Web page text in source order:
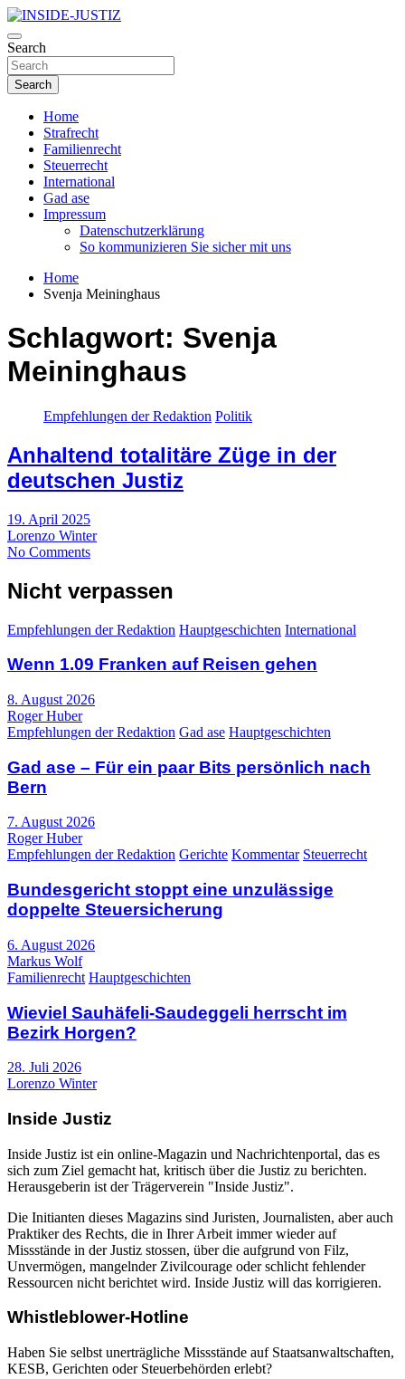
Skip
to
content
INSIDE-JUSTIZ
Investigativer Journalismus zur Dritten Gewalt
Search
Search
Home
Strafrecht
Familienrecht
Steuerrecht
International
Gad ase
Impressum
Datenschutzerklärung
So kommunizieren Sie sicher mit uns
Home
Svenja Meininghaus
Schlagwort: Svenja
Meininghaus
Empfehlungen der Redaktion Politik
Anhaltend totalitäre Züge in der
deutschen Justiz
19. April 2025
Lorenzo Winter
No Comments
Nicht verpassen
Empfehlungen der Redaktion Hauptgeschichten International
Wenn 1.09 Franken auf Reisen gehen
8. August 2026
Roger Huber
Empfehlungen der Redaktion Gad ase Hauptgeschichten
Gad ase – Für ein paar Bits persönlich nach
Bern
7. August 2026
Roger Huber
Empfehlungen der Redaktion Gerichte Kommentar Steuerrecht
Bundesgericht stoppt eine unzulässige
doppelte Steuersicherung
6. August 2026
Markus Wolf
Familienrecht Hauptgeschichten
Wieviel Sauhäfeli-Saudeggeli herrscht im
Bezirk Horgen?
28. Juli 2026
Lorenzo Winter
Inside Justiz
Inside Justiz ist ein online-Magazin und Nachrichtenportal, das es
sich zum Ziel gemacht hat, kritisch über die Justiz zu berichten.
Herausgeberin ist der Trägerverein "Inside Justiz".
Die Initianten dieses Magazins sind Juristen, Journalisten, aber auch
Praktiker des Rechts, die in Ihrer Arbeit immer wieder auf
Missstände in der Justiz stossen, über die aufgrund von Filz,
Unvermögen, mangelnder Zivilcourage oder schlicht fehlender
Ressourcen nicht berichtet wird. Inside Justiz will das korrigieren.
Whistleblower-Hotline
Haben Sie selbst unerträgliche Missstände auf Staatsanwaltschaften,
KESB, Gerichten oder Steuerbehörden erlebt?